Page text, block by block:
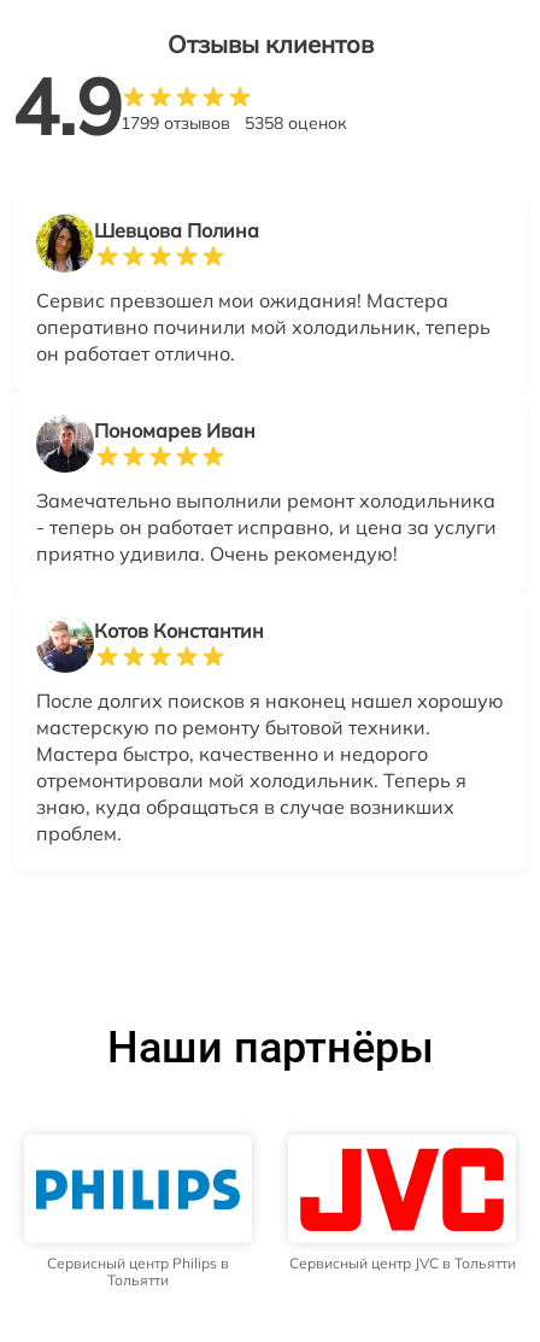
Отзывы клиентов
4.91799 отзывов 5358 оценок
Шевцова Полина
Сервис превзошел мои ожидания! Мастера
оперативно починили мой холодильник, теперь
он работает отлично.
Пономарев Иван
Замечательно выполнили ремонт холодильника
- теперь он работает исправно, и цена за услуги
приятно удивила. Очень рекомендую!
Котов Константин
После долгих поисков я наконец нашел хорошую
мастерскую по ремонту бытовой техники.
Мастера быстро, качественно и недорого
отремонтировали мой холодильник. Теперь я
знаю, куда обращаться в случае возникших
проблем.
Наши партнёры
Сервисный центр Philips в
Тольятти
Сервисный центр JVC в Тольятти